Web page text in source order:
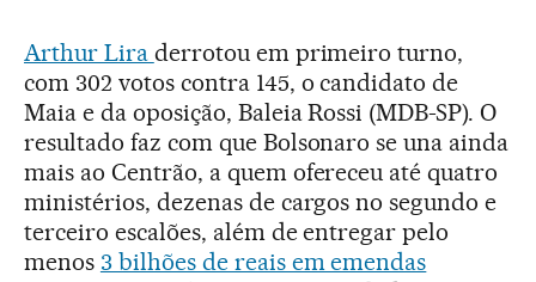
Arthur Lira derrotou em primeiro turno,
com 302 votos contra 145, o candidato de
Maia e da oposição, Baleia Rossi (MDB-SP). O
resultado faz com que Bolsonaro se una ainda
mais ao Centrão, a quem ofereceu até quatro
ministérios, dezenas de cargos no segundo e
terceiro escalões, além de entregar pelo
menos 3 bilhões de reais em emendas